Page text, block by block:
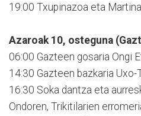
19:00 Txupinazoa eta
Azaroak 10, osteguna
06:00 Gazteen gosaria Ongi
14:30 Gazteen bazkaria Uxo-
16:30 Soka dantza eta
Ondoren, Trikitilarien